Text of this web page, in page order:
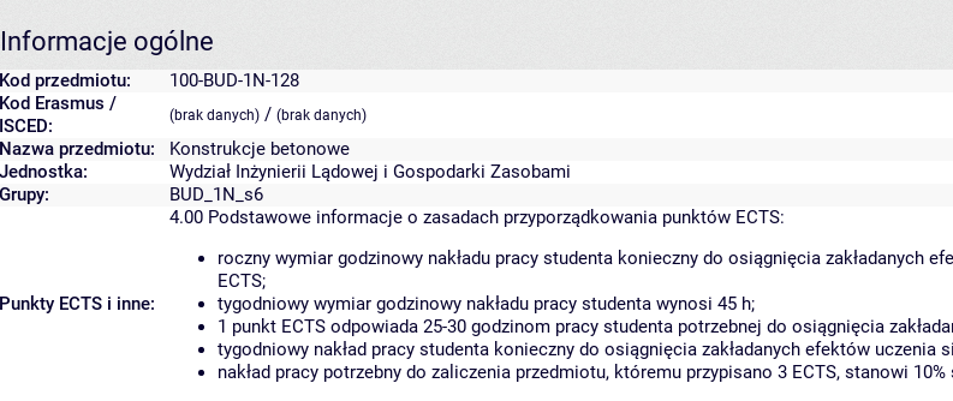
Informacje ogólne
Kod przedmiotu:
100-BUD-1N-128
Kod Erasmus /
ISCED:
(brak danych) / (brak danych)
Nazwa przedmiotu:
Konstrukcje betonowe
Jednostka:
Wydział Inżynierii Lądowej i Gospodarki Zasobami
Grupy:
BUD_1N_s6
Punkty ECTS i inne:
4.00 Podstawowe informacje o zasadach przyporządkowania punktów ECTS:
roczny wymiar godzinowy nakładu pracy studenta konieczny do osiągnięcia zakładanych
ECTS;
tygodniowy wymiar godzinowy nakładu pracy studenta wynosi 45 h;
1 punkt ECTS odpowiada 25-30 godzinom pracy studenta potrzebnej do osiągnięcia
tygodniowy nakład pracy studenta konieczny do osiągnięcia zakładanych efektów uczenia
nakład pracy potrzebny do zaliczenia przedmiotu, któremu przypisano 3 ECTS, stanowi